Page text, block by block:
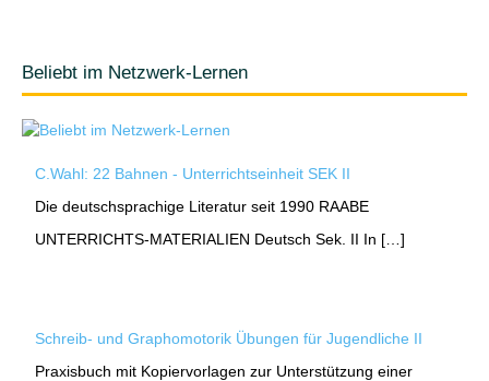
Beliebt im Netzwerk-Lernen
C.Wahl: 22 Bahnen - Unterrichtseinheit SEK II
Die deutschsprachige Literatur seit 1990 RAABE
UNTERRICHTS-MATERIALIEN Deutsch Sek. II In […]
Schreib- und Graphomotorik Übungen für Jugendliche II
Praxisbuch mit Kopiervorlagen zur Unterstützung einer